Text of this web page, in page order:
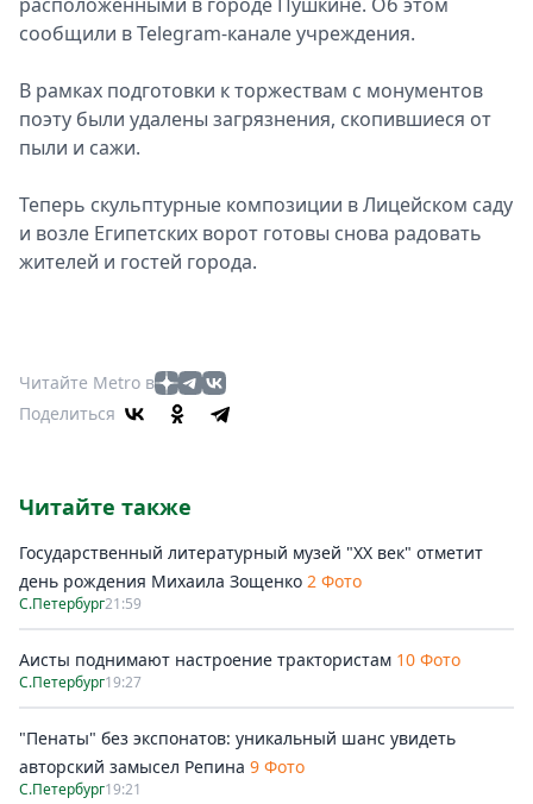
сообщили в Telegram-канале учреждения.
В рамках подготовки к торжествам с монументов
поэту были удалены загрязнения, скопившиеся от
пыли и сажи.
Теперь скульптурные композиции в Лицейском саду
и возле Египетских ворот готовы снова радовать
жителей и гостей города.
Читайте Metro в
Поделиться
Читайте также
Государственный литературный музей "ХХ век" отметит
день рождения Михаила Зощенко 2 Фото
С.Петербург21:59
Аисты поднимают настроение трактористам 10 Фото
С.Петербург19:27
"Пенаты" без экспонатов: уникальный шанс увидеть
авторский замысел Репина 9 Фото
С.Петербург19:21